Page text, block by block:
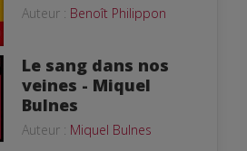
Auteur : Benoît Philippon
Le sang dans nos
veines - Miquel
Bulnes
Auteur : Miquel Bulnes